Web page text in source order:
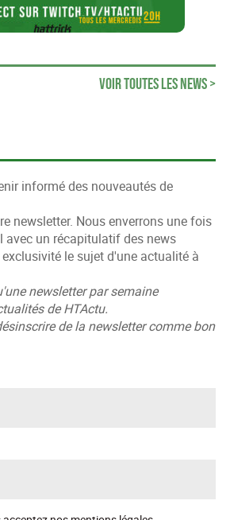
Voir toutes les news >
informé des nouveautés de
newsletter. Nous enverrons une fois
avec un récapitulatif des news
le sujet d'une actualité à
newsletter par semaine
de HTActu.
de la newsletter comme bon